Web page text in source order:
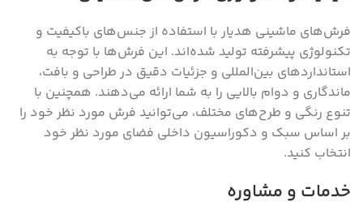
فرش‌های ماشینی هدیار با استفاده از جنس‌های باکیفیت و
تکنولوژی پیشرفته تولید شده‌اند. این فرش‌ها با توجه به
استانداردهای بین‌المللی و جزئیات دقیق در طراحی و بافت،
ماندگاری و دوام بالایی را به شما ارائه می‌دهند. همچنین با
تنوع رنگی و طرح‌های مختلف، می‌توانید فرش مورد نظر خود را
بر اساس سبک و دکوراسیون داخلی فضای مورد نظر خود
انتخاب کنید.
خدمات و مشاوره